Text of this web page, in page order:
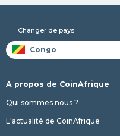
Changer de pays
A propos de CoinAfrique
Qui sommes nous ?
L'actualité de CoinAfrique